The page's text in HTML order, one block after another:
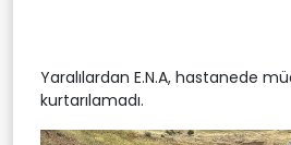
Yaralılardan E.N.A, hastanede
kurtarılamadı.